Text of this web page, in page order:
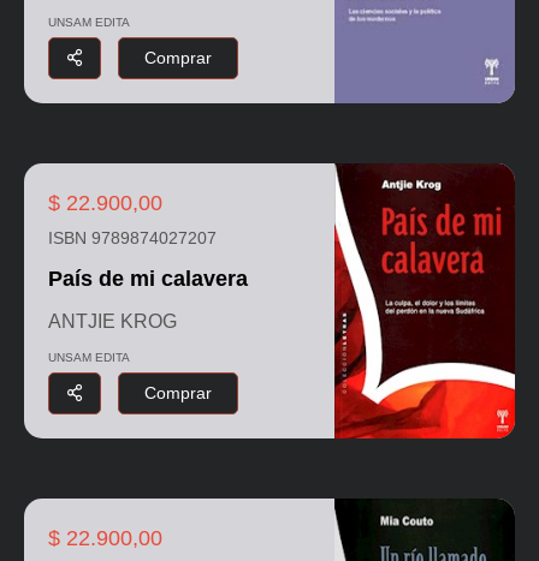
UNSAM EDITA
Comprar
$ 22.900,00
ISBN 9789874027207
País de mi calavera
ANTJIE KROG
UNSAM EDITA
Comprar
$ 22.900,00